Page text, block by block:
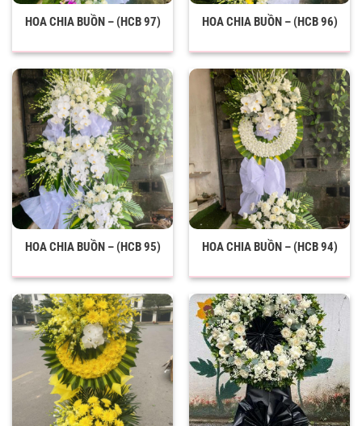
HOA CHIA BUỒN – (HCB 97) HOA CHIA BUỒN – (HCB 96)
HOA CHIA BUỒN – (HCB 95) HOA CHIA BUỒN – (HCB 94)